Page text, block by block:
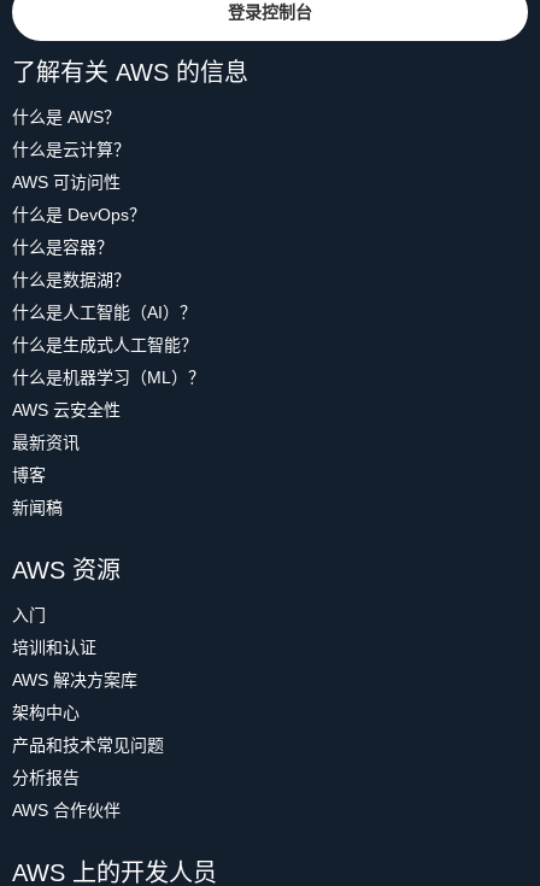
登录控制台
了解有关 AWS 的信息
什么是 AWS？
什么是云计算？
AWS 可访问性
什么是 DevOps？
什么是容器？
什么是数据湖？
什么是人工智能（AI）？
什么是生成式人工智能？
什么是机器学习（ML）？
AWS 云安全性
最新资讯
博客
新闻稿
AWS 资源
入门
培训和认证
AWS 解决方案库
架构中心
产品和技术常见问题
分析报告
AWS 合作伙伴
AWS 上的开发人员